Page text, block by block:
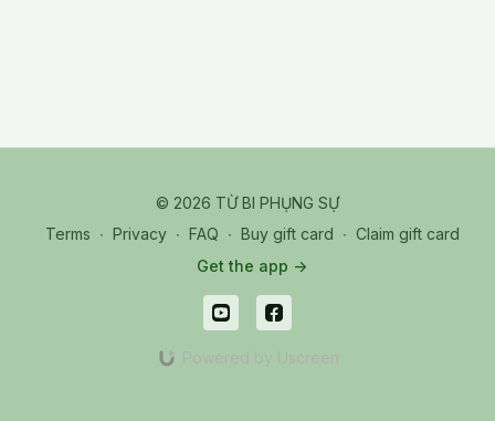
© 2026 TỪ BI PHỤNG SỰ
Terms ∙ Privacy ∙ FAQ ∙ Buy gift card ∙ Claim gift card
Get the app ->
Powered by Uscreen